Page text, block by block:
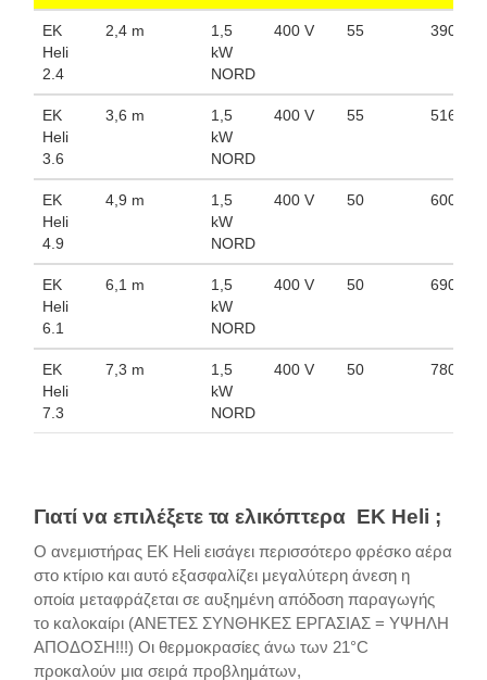
ΕK
Heli
2.4
2,4 m
1,5
kW
NORD
400 V 55 390 000
ΕK
Heli
3.6
3,6 m
1,5
kW
NORD
400 V 55 516 000
ΕK
Heli
4.9
4,9 m
1,5
kW
NORD
400 V 50 600 000
ΕK
Heli
6.1
6,1 m
1,5
kW
NORD
400 V 50 690 000
ΕK
Heli
7.3
7,3 m
1,5
kW
NORD
400 V 50 780 000
Γιατί να επιλέξετε τα ελικόπτερα ΕK Heli ;
Ο ανεμιστήρας ΕK Heli εισάγει περισσότερο φρέσκο ​​αέρα
στο κτίριο και αυτό εξασφαλίζει μεγαλύτερη άνεση η
οποία μεταφράζεται σε αυξημένη απόδοση παραγωγής
το καλοκαίρι (ΑΝΕΤΕΣ ΣΥΝΘΗΚΕΣ ΕΡΓΑΣΙΑΣ = ΥΨΗΛΗ
ΑΠΟΔΟΣΗ!!!) Οι θερμοκρασίες άνω των 21°C
προκαλούν μια σειρά προβλημάτων,